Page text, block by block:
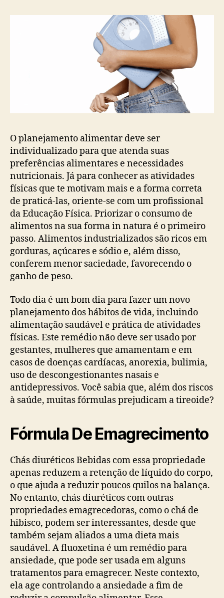
O planejamento alimentar deve ser
individualizado para que atenda suas
preferências alimentares e necessidades
nutricionais. Já para conhecer as atividades
físicas que te motivam mais e a forma correta
de praticá-las, oriente-se com um profissional
da Educação Física. Priorizar o consumo de
alimentos na sua forma in natura é o primeiro
passo. Alimentos industrializados são ricos em
gorduras, açúcares e sódio e, além disso,
conferem menor saciedade, favorecendo o
ganho de peso.
Todo dia é um bom dia para fazer um novo
planejamento dos hábitos de vida, incluindo
alimentação saudável e prática de atividades
físicas. Este remédio não deve ser usado por
gestantes, mulheres que amamentam e em
casos de doenças cardíacas, anorexia, bulimia,
uso de descongestionantes nasais e
antidepressivos. Você sabia que, além dos riscos
à saúde, muitas fórmulas prejudicam a tireoide?
Fórmula De Emagrecimento
Chás diuréticos Bebidas com essa propriedade
apenas reduzem a retenção de líquido do corpo,
o que ajuda a reduzir poucos quilos na balança.
No entanto, chás diuréticos com outras
propriedades emagrecedoras, como o chá de
hibisco, podem ser interessantes, desde que
também sejam aliados a uma dieta mais
saudável. A fluoxetina é um remédio para
ansiedade, que pode ser usada em alguns
tratamentos para emagrecer. Neste contexto,
ela age controlando a ansiedade a fim de